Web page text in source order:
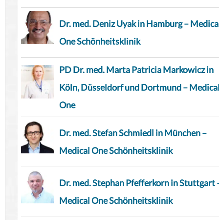
Dr. med. Deniz Uyak in Hamburg –
One Schönheitsklinik
PD Dr. med. Marta Patricia Markowicz in
Köln, Düsseldorf und Dortmund –
One
Dr. med. Stefan Schmiedl in München –
Medical One Schönheitsklinik
Dr. med. Stephan Pfefferkorn in Stuttgart
Medical One Schönheitsklinik